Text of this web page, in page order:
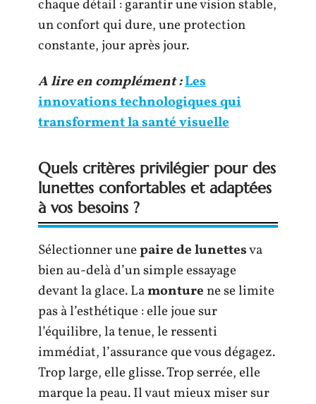
chaque détail : garantir une vision stable,
un confort qui dure, une protection
constante, jour après jour.
A lire en complément :Les
innovations technologiques qui
transforment la santé visuelle
Quels critères privilégier pour des
lunettes confortables et adaptées
à vos besoins ?
Sélectionner unepaire de lunettesva
bien au-delà d’un simple essayage
devant la glace. Lamonturene se limite
pas à l’esthétique : elle joue sur
l’équilibre, la tenue, le ressenti
immédiat, l’assurance que vous dégagez.
Trop large, elle glisse. Trop serrée, elle
marque la peau. Il vaut mieux miser sur